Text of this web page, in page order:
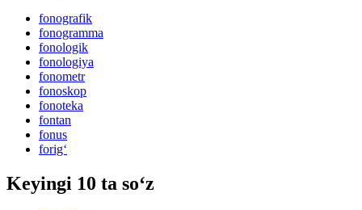
fonografik
fonogramma
fonologik
fonologiya
fonometr
fonoskop
fonoteka
fontan
fonus
forig‘
Keyingi 10 ta so‘z